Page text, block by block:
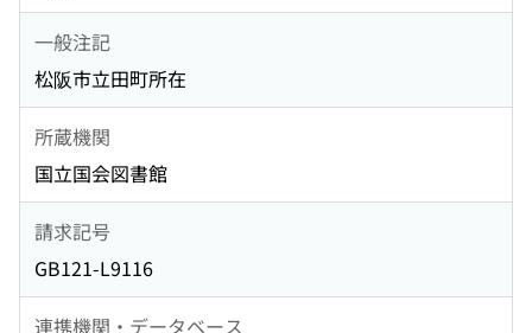
一般注記
松阪市立田町所在
所蔵機関
国立国会図書館
請求記号
GB121-L9116
連携機関・データベース